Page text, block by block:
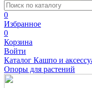
0
Избранное
0
Корзина
Войти
Каталог Кашпо и
Опоры для растений